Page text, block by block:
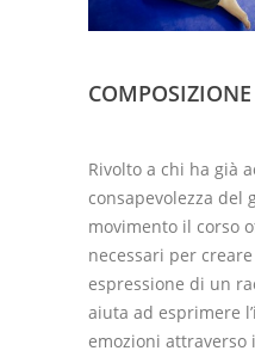
Rivolto a chi ha già
consapevolezza del
movimento il corso
necessari per
espressione di un
aiuta ad esprimere
emozioni attraverso